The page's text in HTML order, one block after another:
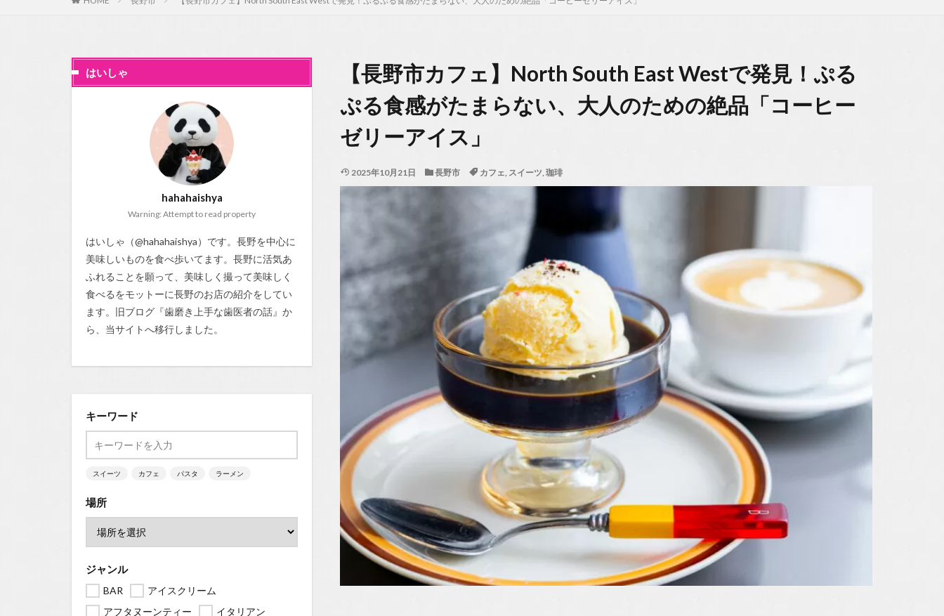
【長野市カフェ】North South East Westで発見！ぷる
ぷる食感がたまらない、大人のための絶品「コーヒー
ゼリーアイス」
2025年10月21日 長野市 カフェ, スイーツ, 珈琲
はいしゃ
hahahaishya
Warning: Attempt to read property
はいしゃ（@hahahaishya）です。長野を中心に
美味しいものを食べ歩いてます。長野に活気あ
ふれることを願って、美味しく撮って美味しく
食べるをモットーに長野のお店の紹介をしてい
ます。旧ブログ『歯磨き上手な歯医者の話』か
ら、当サイトへ移行しました。
キーワード
スイーツ カフェ パスタ ラーメン
場所
ジャンル
BAR
アイスクリーム
アフタヌーンティー
イタリアン